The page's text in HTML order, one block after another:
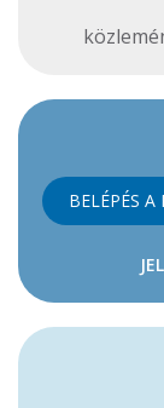
BELÉPÉS A